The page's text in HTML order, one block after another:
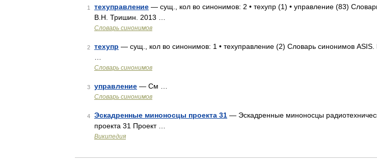
1 техуправление — сущ., кол во синонимов: 2 • техупр (1) • управление (83)
В.Н. Тришин. 2013 …
Словарь синонимов
2 техупр — сущ., кол во синонимов: 1 • техуправление (2) Словарь синонимов
Словарь синонимов
3 управление — См …
Словарь синонимов
4 Эскадренные миноносцы проекта 31 — Эскадренные миноносцы
проекта 31 Проект …
Википедия